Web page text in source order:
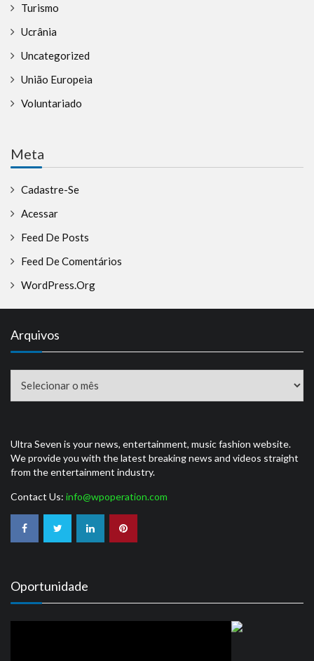
Turismo
Ucrânia
Uncategorized
União Europeia
Voluntariado
Meta
Cadastre-Se
Acessar
Feed De Posts
Feed De Comentários
WordPress.org
Arquivos
Ultra Seven is your news, entertainment, music fashion website.
We provide you with the latest breaking news and videos straight
from the entertainment industry.
Contact Us: info@wpoperation.com
Oportunidade